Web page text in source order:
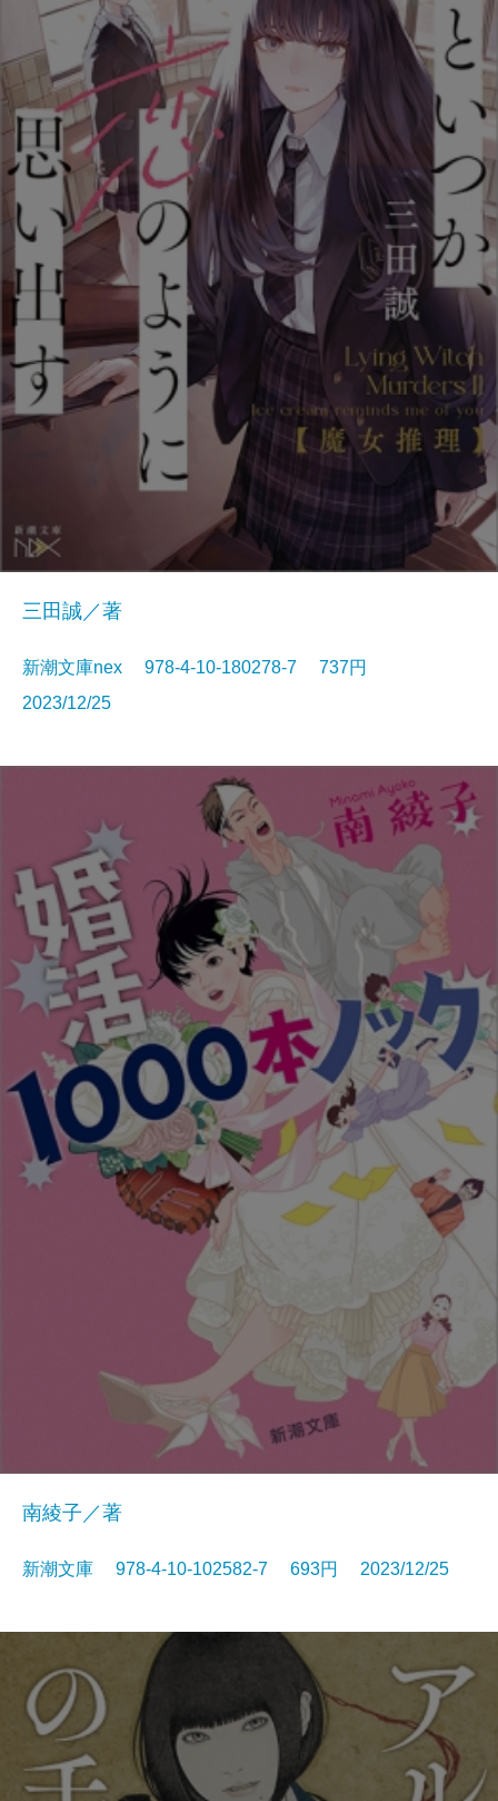
三田誠／著
新潮文庫nex 978-4-10-180278-7 737円
2023/12/25
南綾子／著
新潮文庫 978-4-10-102582-7 693円 2023/12/25